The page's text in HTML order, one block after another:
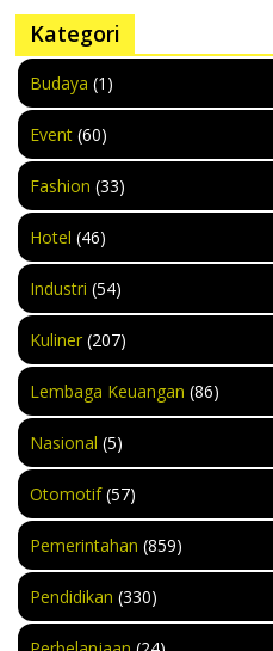
Kategori
Budaya (1)
Event (60)
Fashion (33)
Hotel (46)
Industri (54)
Kuliner (207)
Lembaga Keuangan (86)
Nasional (5)
Otomotif(57)
Pemerintahan (859)
Pendidikan (330)